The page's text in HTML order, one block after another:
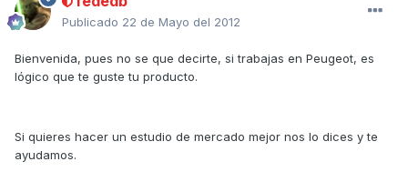
Publicado 22 de Mayo del 2012
Bienvenida, pues no se que decirte, si trabajas en Peugeot, es
lógico que te guste tu producto.
Si quieres hacer un estudio de mercado mejor nos lo dices y te
ayudamos.